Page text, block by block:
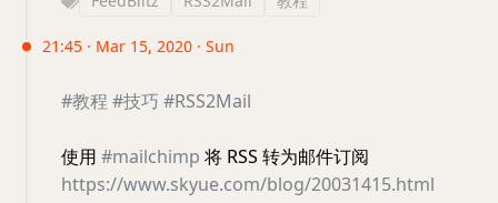
21:45 · Mar 15, 2020 · Sun
#教程 #技巧 #RSS2Mail
使用 #mailchimp 将 RSS 转为邮件订阅
https://www.skyue.com/blog/20031415.html